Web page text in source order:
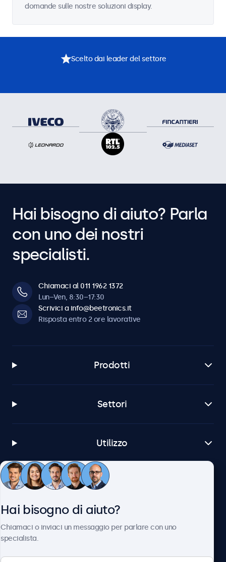
domande sulle nostre soluzioni display.
Scelto dai leader del settore
Hai bisogno di aiuto? Parla
con uno dei nostri
specialisti.
Chiamaci al 011 1962 1372
Lun–Ven, 8:30–17:30
Scrivici a info@beetronics.it
Risposta entro 2 ore lavorative
Prodotti
Settori
Utilizzo
Servizio Clienti
Hai bisogno di aiuto?
Chiamaci o inviaci un messaggio per parlare con uno
specialista.